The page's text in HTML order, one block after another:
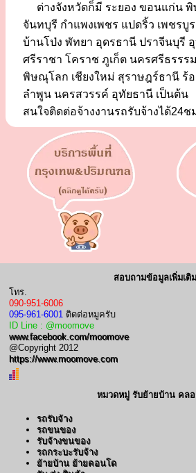
ต่างจังหวัดก็มี ระยอง ขอนแก่น
จันทบุรี กำแพงเพชร แปดริ้ว เพชร
บ้านโป่ง พัทยา อุดรธานี ปราจีนบุรี
ศรีราชา โคราช ภูเก็ต นครศรีธรรร
พิษณุโลก เชียงใหม่ สุราษฎร์ธานี ร้
ลำพูน นครสวรรค์ อุทัยธานี เป็นต้น
สนใจติดต่อจ้างงานรถรับจ้างได้24ช
สอบถามข้อมูลเพิ่มเติม
โทร.
090-951-6006
095-961-6001 ติดต่อหมูครับ
ID Line : @moomove
www.facebook.com/moomove
@Copyright 2012
https://www.moomove.com
หมวดหมู่ รับย้ายบ้าน คลอ
รถรับจ้าง
รถขนของ
รับจ้างขนของ
รถกระบะรับจ้าง
ย้ายบ้าน ย้ายคอนโด